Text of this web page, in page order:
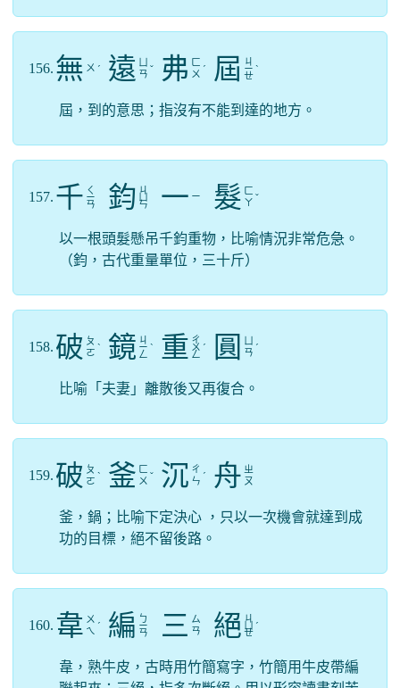
156. 無 ㄨ ˊ 遠 ㄢ ˇ 弗 ㄈ
ㄨ ˊ 屆 ㄐ
ㄧ
ㄝ
ˋ
屆，到的意思；指沒有不能到達的地方。
157. 千 ㄑ
ㄧ
ㄢ 鈞 ㄐ
ㄩ
ㄣ 一 ㄧ 髮 ㄈ
ㄚ ˇ
以一根頭髮懸吊千鈞重物，比喻情況非常危急。
（鈞，古代重量單位，三十斤）
158. 破 ㄆ
ㄛ ˋ 鏡 ㄐ
ㄧ
ㄥ
ˋ 重 ㄔ
ㄨ
ㄥ
ˊ 圓
ㄢ ˊ
比喻「夫妻」離散後又再復合。
159. 破 ㄆ
ㄛ ˋ 釜 ㄈ
ㄨ ˇ 沉 ㄔ
ㄣ ˊ 舟 ㄓ
ㄡ
釜，鍋；比喻下定決心 ，只以一次機會就達到成
功的目標，絕不留後路。
160. 韋 ㄨ
ㄟ ˊ 編 ㄅ
ㄧ
ㄢ 三 ㄙ
ㄢ
絕 ㄐ
ㄩ
ㄝ
ˊ
韋，熟牛皮，古時用竹簡寫字，竹簡用牛皮帶編